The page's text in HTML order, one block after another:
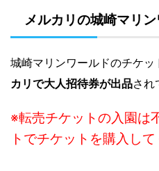
メルカリの城崎マリン
城崎マリンワールドのチケッ
カリで大人招待券が出品され
※転売チケットの入園は
トでチケットを購入し